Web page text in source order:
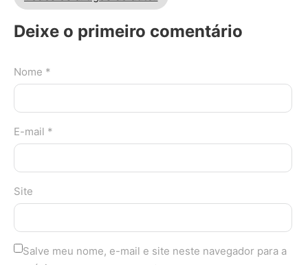
Deixe o primeiro comentário
Nome *
E-mail *
Site
Salve meu nome, e-mail e site neste navegador para a